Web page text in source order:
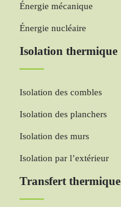
Énergie mécanique
Énergie nucléaire
Isolation thermique
Isolation des combles
Isolation des planchers
Isolation des murs
Isolation par l’extérieur
Transfert thermique